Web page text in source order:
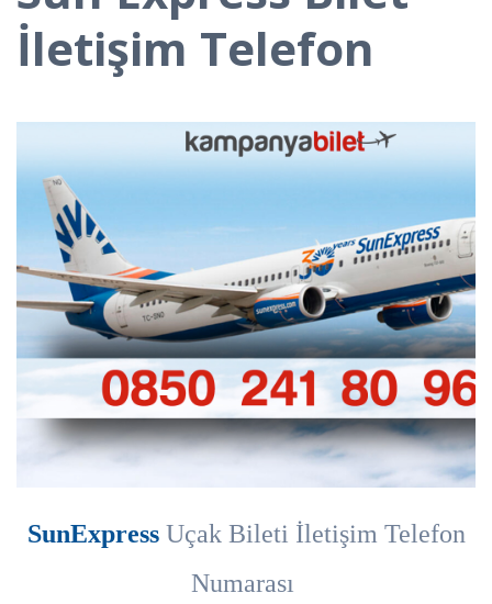
İletişim Telefon
SunExpressUçak Bileti İletişim Telefon
Numarası